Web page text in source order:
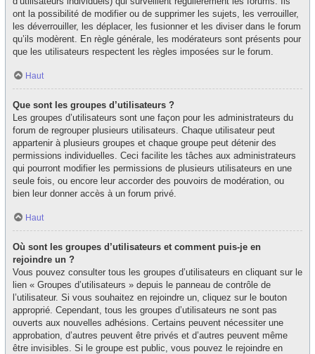
ont la possibilité de modifier ou de supprimer les sujets, les verrouiller,
les déverrouiller, les déplacer, les fusionner et les diviser dans le forum
qu’ils modèrent. En règle générale, les modérateurs sont présents pour
que les utilisateurs respectent les règles imposées sur le forum.
Haut
Que sont les groupes d’utilisateurs ?
Les groupes d’utilisateurs sont une façon pour les administrateurs du
forum de regrouper plusieurs utilisateurs. Chaque utilisateur peut
appartenir à plusieurs groupes et chaque groupe peut détenir des
permissions individuelles. Ceci facilite les tâches aux administrateurs
qui pourront modifier les permissions de plusieurs utilisateurs en une
seule fois, ou encore leur accorder des pouvoirs de modération, ou
bien leur donner accès à un forum privé.
Haut
Où sont les groupes d’utilisateurs et comment puis-je en
rejoindre un ?
Vous pouvez consulter tous les groupes d’utilisateurs en cliquant sur le
lien « Groupes d’utilisateurs » depuis le panneau de contrôle de
l’utilisateur. Si vous souhaitez en rejoindre un, cliquez sur le bouton
approprié. Cependant, tous les groupes d’utilisateurs ne sont pas
ouverts aux nouvelles adhésions. Certains peuvent nécessiter une
approbation, d’autres peuvent être privés et d’autres peuvent même
être invisibles. Si le groupe est public, vous pouvez le rejoindre en